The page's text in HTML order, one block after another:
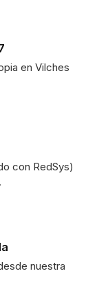
en Vilches
con RedSys)
nuestra